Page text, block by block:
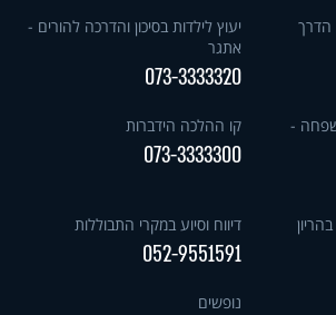
הדרך
יעוץ לילדות בסיכון והדרכה להורים -
אתגר
073-3333320
-
קו ההלכה הידברות
073-3333300
דיווח וסיוע במקרי התבוללות
052-9551591
נופשים